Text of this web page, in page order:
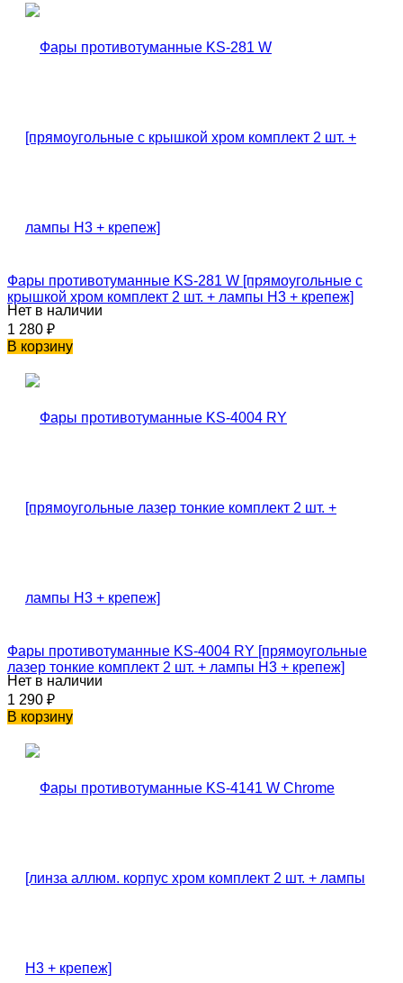
Фары противотуманные KS-281 W [прямоугольные с
крышкой хром комплект 2 шт. + лампы H3 + крепеж]
Нет в наличии
1 280 ₽
В корзину
Фары противотуманные KS-4004 RY [прямоугольные
лазер тонкие комплект 2 шт. + лампы H3 + крепеж]
Нет в наличии
1 290 ₽
В корзину